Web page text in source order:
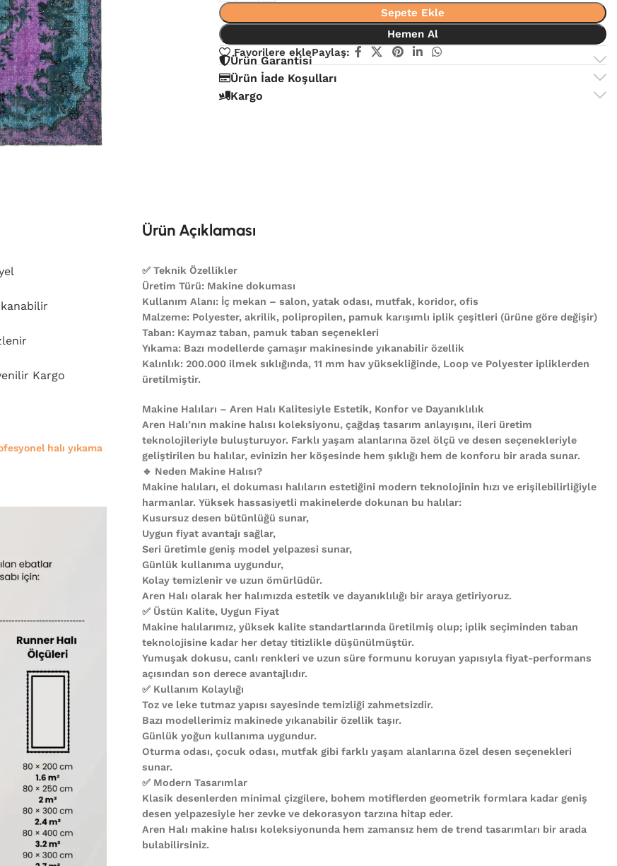
Sepete Ekle
Hemen Al
Favorilere eklePaylaş:
Ürün Garantisi
Ürün İade Koşulları
Kargo
Kargo
halı yıkama
Ürün Açıklaması
✅ Teknik Özellikler
Üretim Türü: Makine dokuması
Kullanım Alanı: İç mekan – salon, yatak odası, mutfak, koridor, ofis
Malzeme: Polyester, akrilik, polipropilen, pamuk karışımlı iplik çeşitleri (ürüne göre değişir)
Taban: Kaymaz taban, pamuk taban seçenekleri
Yıkama: Bazı modellerde çamaşır makinesinde yıkanabilir özellik
Kalınlık: 200.000 ilmek sıklığında, 11 mm hav yüksekliğinde, Loop ve Polyester ipliklerden
üretilmiştir.
Makine Halıları – Aren Halı Kalitesiyle Estetik, Konfor ve Dayanıklılık
Aren Halı’nın makine halısı koleksiyonu, çağdaş tasarım anlayışını, ileri üretim
teknolojileriyle buluşturuyor. Farklı yaşam alanlarına özel ölçü ve desen seçenekleriyle
geliştirilen bu halılar, evinizin her köşesinde hem şıklığı hem de konforu bir arada sunar.
🔹 Neden Makine Halısı?
Makine halıları, el dokuması halıların estetiğini modern teknolojinin hızı ve erişilebilirliğiyle
harmanlar. Yüksek hassasiyetli makinelerde dokunan bu halılar:
Kusursuz desen bütünlüğü sunar,
Uygun fiyat avantajı sağlar,
Seri üretimle geniş model yelpazesi sunar,
Günlük kullanıma uygundur,
Kolay temizlenir ve uzun ömürlüdür.
Aren Halı olarak her halımızda estetik ve dayanıklılığı bir araya getiriyoruz.
✅ Üstün Kalite, Uygun Fiyat
Makine halılarımız, yüksek kalite standartlarında üretilmiş olup; iplik seçiminden taban
teknolojisine kadar her detay titizlikle düşünülmüştür.
Yumuşak dokusu, canlı renkleri ve uzun süre formunu koruyan yapısıyla fiyat-performans
açısından son derece avantajlıdır.
✅ Kullanım Kolaylığı
Toz ve leke tutmaz yapısı sayesinde temizliği zahmetsizdir.
Bazı modellerimiz makinede yıkanabilir özellik taşır.
Günlük yoğun kullanıma uygundur.
Oturma odası, çocuk odası, mutfak gibi farklı yaşam alanlarına özel desen seçenekleri
sunar.
✅ Modern Tasarımlar
Klasik desenlerden minimal çizgilere, bohem motiflerden geometrik formlara kadar geniş
desen yelpazesiyle her zevke ve dekorasyon tarzına hitap eder.
Aren Halı makine halısı koleksiyonunda hem zamansız hem de trend tasarımları bir arada
bulabilirsiniz.